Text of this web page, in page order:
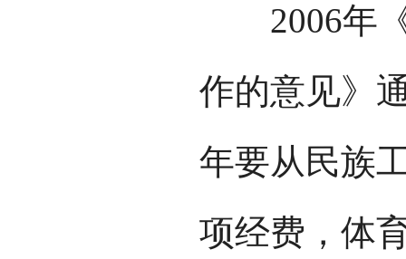
2006年《
作的意见》
年要从民族
项经费，体